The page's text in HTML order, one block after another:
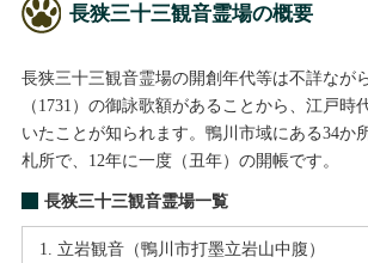
長狭三十三観音霊場の概要
長狭三十三観音霊場の開創年代等は不詳なが
（1731）の御詠歌額があることから、江戸時
いたことが知られます。鴨川市域にある34か
札所で、12年に一度（丑年）の開帳です。
長狭三十三観音霊場一覧
立岩観音（鴨川市打墨立岩山中腹）